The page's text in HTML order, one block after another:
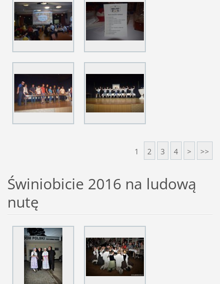
1 2 3 4 > >>
Świniobicie 2016 na ludową
nutę